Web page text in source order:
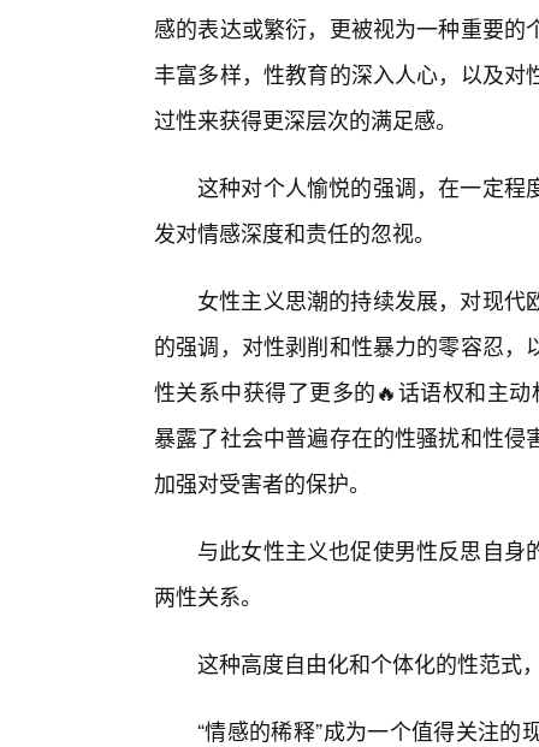
感的表达或繁衍，更被视为一种重要
丰富多样，性教育的深入人心，以及
过性来获得更深层次的满足感。
这种对个人愉悦的强调，在一定程
发对情感深度和责任的忽视。
女性主义思潮的持续发展，对现
的强调，对性剥削和性暴力的零容忍
性关系中获得了更多的🔥话语权和主
暴露了社会中普遍存在的性骚扰和性
加强对受害者的保护。
与此女性主义也促使男性反思自
两性关系。
这种高度自由化和个体化的性范式
“情感的稀释”成为一个值得关注